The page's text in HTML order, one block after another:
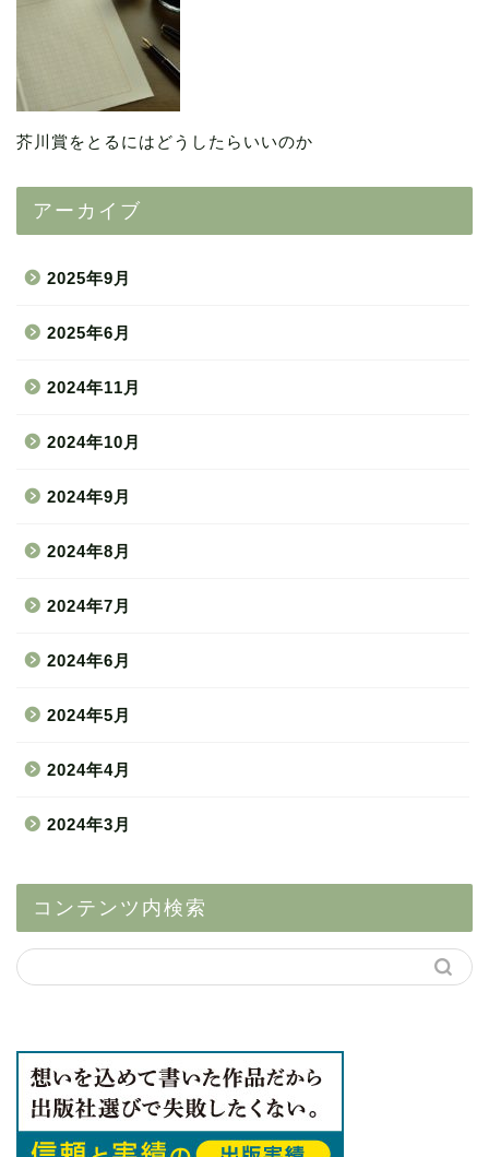
芥川賞をとるにはどうしたらいいのか
アーカイブ
2025年9月
2025年6月
2024年11月
2024年10月
2024年9月
2024年8月
2024年7月
2024年6月
2024年5月
2024年4月
2024年3月
コンテンツ内検索
自費出版(自主出版)